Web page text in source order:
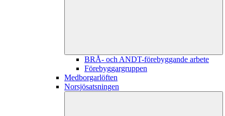
BRÅ- och ANDT-förebyggande arbete
Förebyggargruppen
Medborgarlöften
Norsjösatsningen